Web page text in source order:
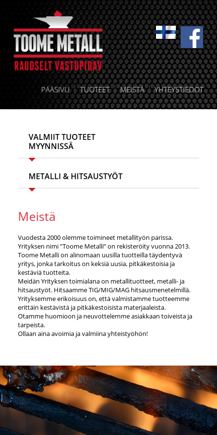
PÄÄSIVU TUOTEET MEISTÄ YHTEYSTIEDOT
VALMIIT TUOTEET
MYYNNISSÄ
METALLI & HITSAUSTYÖT
Meistä
Vuodesta 2000 olemme toimineet metallityön parissa.
Yrityksen nimi ”Toome Metalli” on rekisteröity vuonna 2013.
Toome Metalli on alinomaan uusilla tuotteilla täydentyvä
yritys, jonka tarkoitus on keksiä uusia, pitkäkestoisia ja
kestäviä tuotteita.
Meidän Yrityksen toimialana on metallituotteet, metalli- ja
hitsaustyöt. Hitsaamme TIG/MIG/MAG hitsausmenetelmillä.
Yrityksemme erikoisuus on, että valmistamme tuotteemme
erittäin kestävistä ja pitkäkestoisista materjaaleista.
Otamme huomioon ja neuvottelemme asiakkaan toiveista ja
tarpeista.
Ollaan aina avoimia ja valmiina yhteistyöhön!